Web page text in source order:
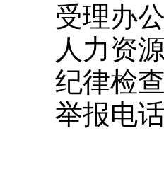
受理办公
人力资源
纪律检查
举报电话